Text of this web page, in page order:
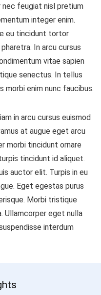
nec feugiat nisl pretium
integer enim.
eu tincidunt tortor
In arcu cursus
vitae sapien
senectus. In tellus
morbi enim nunc faucibus.
in arcu cursus euismod
at augue eget arcu
morbi tincidunt ornare
tincidunt id aliquet.
auctor elit. Turpis in eu
Eget egestas purus
Morbi tristique
Ullamcorper eget nulla
interdum